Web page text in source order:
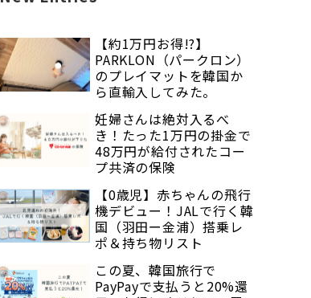
【約1万円お得!?】
PARKLON（パークロン）
のプレイマットを韓国か
ら直輸入してみた。
妊婦さんは絶対入るべ
き！たった1万円の掛金で
48万円が給付されたコー
プ共済の保険
【0歳児】赤ちゃんの飛行
機デビュー！JALで行く韓
国（羽田ー金浦）搭乗レ
ポ＆持ち物リスト
この夏、韓国旅行で
PayPayで支払うと20%還